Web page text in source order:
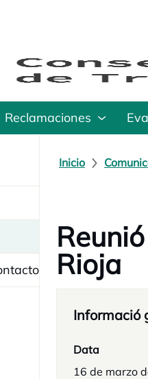
Reclamaciones
Inicio
Rioja
Informació
Data
16 de marzo